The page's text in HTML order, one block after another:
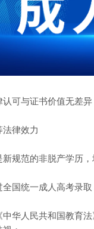
可与证书价值无差异
律效力
范的非脱产学历，
统一成人高考录取
人民共和国教育法